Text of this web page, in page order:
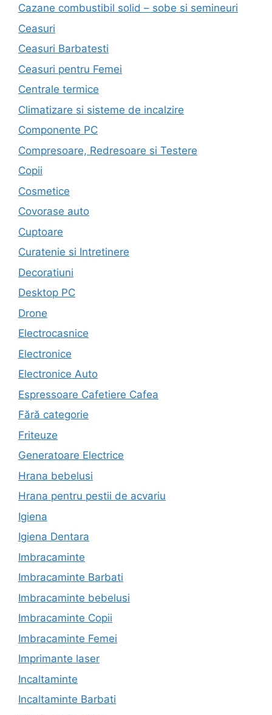
Cazane combustibil solid – sobe si semineuri
Ceasuri
Ceasuri Barbatesti
Ceasuri pentru Femei
Centrale termice
Climatizare si sisteme de incalzire
Componente PC
Compresoare, Redresoare si Testere
Copii
Cosmetice
Covorase auto
Cuptoare
Curatenie si Intretinere
Decoratiuni
Desktop PC
Drone
Electrocasnice
Electronice
Electronice Auto
Espressoare Cafetiere Cafea
Fără categorie
Friteuze
Generatoare Electrice
Hrana bebelusi
Hrana pentru pestii de acvariu
Igiena
Igiena Dentara
Imbracaminte
Imbracaminte Barbati
Imbracaminte bebelusi
Imbracaminte Copii
Imbracaminte Femei
Imprimante laser
Incaltaminte
Incaltaminte Barbati